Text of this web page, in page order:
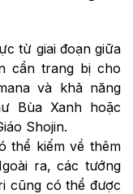
từ giai đoạn giữa
cần trang bị cho
và khả năng
Bùa Xanh hoặc
Shojin.
thể kiếm về thêm
ra, các tướng
cũng có thể được